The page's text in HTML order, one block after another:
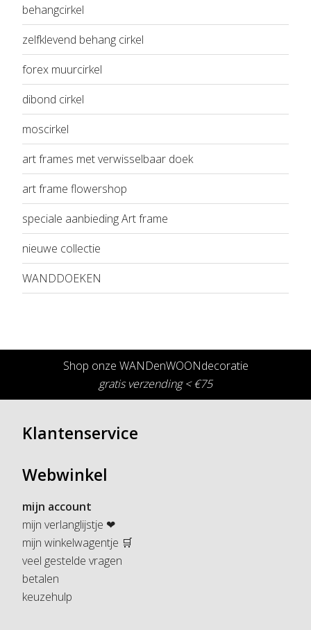
behangcirkel
zelfklevend behang cirkel
forex muurcirkel
dibond cirkel
moscirkel
art frames met verwisselbaar doek
art frame flowershop
speciale aanbieding Art frame
nieuwe collectie
WANDDOEKEN
Shop onze WANDenWOONdecoratie
gratis verzending < €75
Klantenservice
Webwinkel
mijn account
mijn verlanglijstje ❤
mijn winkelwagentje 🛒
veel gestelde vragen
betalen
keuzehulp